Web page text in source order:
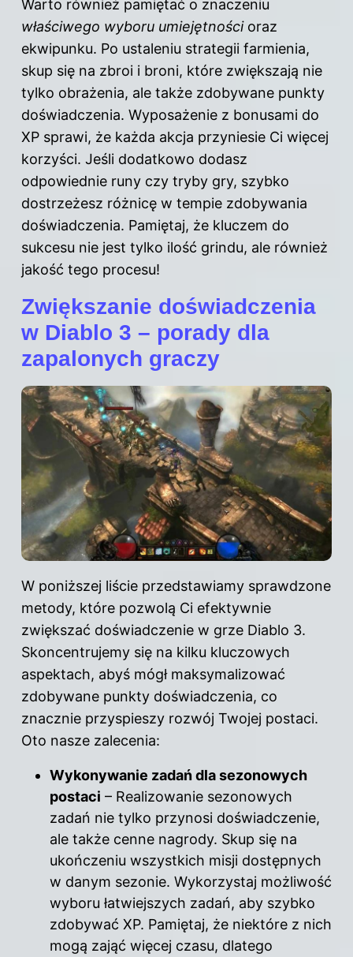
Warto również pamiętać o znaczeniu
właściwego wyboru umiejętnościoraz
ekwipunku. Po ustaleniu strategii farmienia,
skup się na zbroi i broni, które zwiększają nie
tylko obrażenia, ale także zdobywane punkty
doświadczenia. Wyposażenie z bonusami do
XP sprawi, że każda akcja przyniesie Ci więcej
korzyści. Jeśli dodatkowo dodasz
odpowiednie runy czy tryby gry, szybko
dostrzeżesz różnicę w tempie zdobywania
doświadczenia. Pamiętaj, że kluczem do
sukcesu nie jest tylko ilość grindu, ale również
jakość tego procesu!
Zwiększanie doświadczenia
w Diablo 3 – porady dla
zapalonych graczy
W poniższej liście przedstawiamy sprawdzone
metody, które pozwolą Ci efektywnie
zwiększać doświadczenie w grze Diablo 3.
Skoncentrujemy się na kilku kluczowych
aspektach, abyś mógł maksymalizować
zdobywane punkty doświadczenia, co
znacznie przyspieszy rozwój Twojej postaci.
Oto nasze zalecenia:
Wykonywanie zadań dla sezonowych
postaci – Realizowanie sezonowych
zadań nie tylko przynosi doświadczenie,
ale także cenne nagrody. Skup się na
ukończeniu wszystkich misji dostępnych
w danym sezonie. Wykorzystaj możliwość
wyboru łatwiejszych zadań, aby szybko
zdobywać XP. Pamiętaj, że niektóre z nich
mogą zająć więcej czasu, dlatego